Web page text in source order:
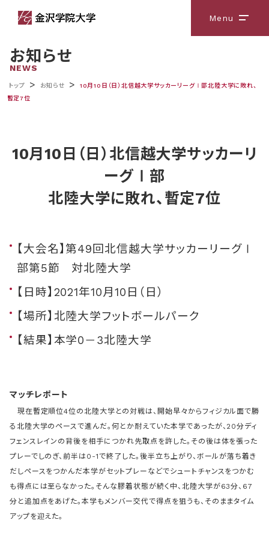
Menu メニ
お知らせ
NEWS
トップ > お知らせ >
10月10日（日）北信越大学サッカーリーグⅠ部北陸大学に敗れ、
暫定7位
10月10日（日）北信越大学サッカーリ
ーグⅠ部
北陸大学に敗れ、暫定7位
【大会名】第49回北信越大学サッカーリーグⅠ
部第5節 対北陸大学
【日時】2021年10月10日（日）
【場所】北陸大学フットボールパーク
【結果】本学0－3北陸大学
マッチレポート
現在暫定順位4位の北陸大学との対戦は、 開始早々からフィジカル面で勝
る北陸大学のペースで進んだ。何とか耐えていた本学であったが、20分ディ
フェンスレインの背後を相手につかれ先取点を許した。 その後は体を張った
プレーでしのぎ、前半は0-1で終了した。 後半立ち上がり、ボールが落ち着き
だしペースをつかんだ本学がセッ トプレーなどでシュートチャンスをつかむ
も得点には至らなかった。 そんな膠着状態が続く中、北陸大学が63分、67
分と追加点をあげた。本学もメンバー交代で得点を狙うも、そのままタイム
アップを迎えた。